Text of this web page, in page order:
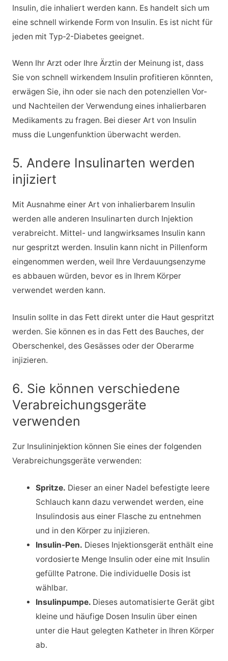
Insulin, die inhaliert werden kann. Es handelt sich um
eine schnell wirkende Form von Insulin. Es ist nicht für
jeden mit Typ-2-Diabetes geeignet.
Wenn Ihr Arzt oder Ihre Ärztin der Meinung ist, dass
Sie von schnell wirkendem Insulin profitieren könnten,
erwägen Sie, ihn oder sie nach den potenziellen Vor-
und Nachteilen der Verwendung eines inhalierbaren
Medikaments zu fragen. Bei dieser Art von Insulin
muss die Lungenfunktion überwacht werden.
5. Andere Insulinarten werden
injiziert
Mit Ausnahme einer Art von inhalierbarem Insulin
werden alle anderen Insulinarten durch Injektion
verabreicht. Mittel- und langwirksames Insulin kann
nur gespritzt werden. Insulin kann nicht in Pillenform
eingenommen werden, weil Ihre Verdauungsenzyme
es abbauen würden, bevor es in Ihrem Körper
verwendet werden kann.
Insulin sollte in das Fett direkt unter die Haut gespritzt
werden. Sie können es in das Fett des Bauches, der
Oberschenkel, des Gesässes oder der Oberarme
injizieren.
6. Sie können verschiedene
Verabreichungsgeräte
verwenden
Zur Insulininjektion können Sie eines der folgenden
Verabreichungsgeräte verwenden:
Spritze. Dieser an einer Nadel befestigte leere
Schlauch kann dazu verwendet werden, eine
Insulindosis aus einer Flasche zu entnehmen
und in den Körper zu injizieren.
Insulin-Pen. Dieses Injektionsgerät enthält eine
vordosierte Menge Insulin oder eine mit Insulin
gefüllte Patrone. Die individuelle Dosis ist
wählbar.
Insulinpumpe. Dieses automatisierte Gerät gibt
kleine und häufige Dosen Insulin über einen
unter die Haut gelegten Katheter in Ihren Körper
ab.